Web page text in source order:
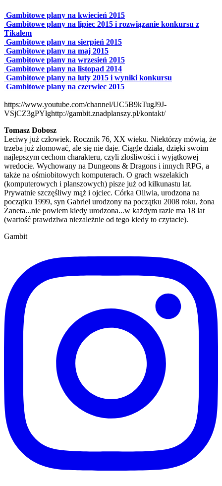
Gambitowe plany na kwiecień 2015
Gambitowe plany na lipiec 2015 i rozwiązanie konkursu z
Tikalem
Gambitowe plany na sierpień 2015
Gambitowe plany na maj 2015
Gambitowe plany na wrzesień 2015
Gambitowe plany na listopad 2014
Gambitowe plany na luty 2015 i wyniki konkursu
Gambitowe plany na czerwiec 2015
https://www.youtube.com/channel/UC5B9kTugJ9J-
VSjCZ3gPYlghttp://gambit.znadplanszy.pl/kontakt/
Tomasz Dobosz
Leciwy już człowiek. Rocznik 76, XX wieku. Niektórzy mówią, że
trzeba już złomować, ale się nie daje. Ciągle działa, dzięki swoim
najlepszym cechom charakteru, czyli złośliwości i wyjątkowej
wredocie. Wychowany na Dungeons & Dragons i innych RPG, a
także na ośmiobitowych komputerach. O grach wszelakich
(komputerowych i planszowych) pisze już od kilkunastu lat.
Prywatnie szczęśliwy mąż i ojciec. Córka Oliwia, urodzona na
początku 1999, syn Gabriel urodzony na początku 2008 roku, żona
Żaneta...nie powiem kiedy urodzona...w każdym razie ma 18 lat
(wartość prawdziwa niezależnie od tego kiedy to czytacie).
Gambit